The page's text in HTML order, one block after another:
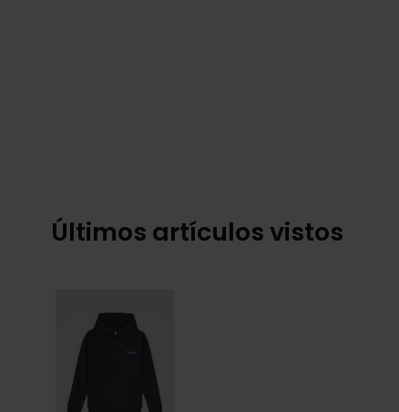
Últimos artículos vistos